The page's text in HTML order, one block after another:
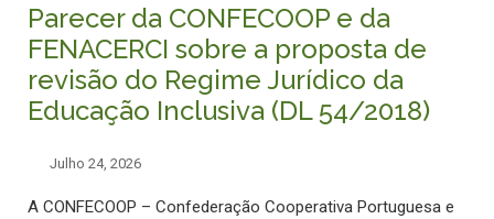
Parecer da CONFECOOP e da
FENACERCI sobre a proposta de
revisão do Regime Jurídico da
Educação Inclusiva (DL 54/2018)
Julho 24, 2026
A CONFECOOP – Confederação Cooperativa Portuguesa e